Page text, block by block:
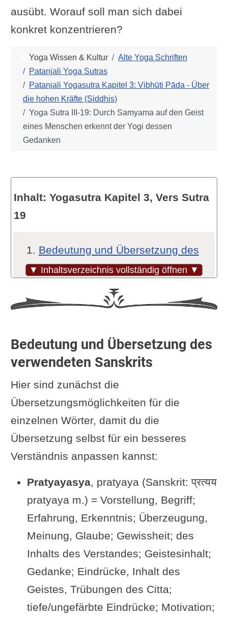
ausübt. Worauf soll man sich dabei
konkret konzentrieren?
Yoga Wissen & Kultur
Alte Yoga Schriften
Patanjali Yoga Sutras
Patanjali Yogasutra Kapitel 3: Vibhūti Pāda - Über
die hohen Kräfte (Siddhis)
Yoga Sutra III-19: Durch Samyama auf den Geist
eines Menschen erkennt der Yogi dessen
Gedanken
▼ Inhaltsverzeichnis vollständig öffnen ▼
Inhalt: Yogasutra Kapitel 3, Vers Sutra
19
Bedeutung und Übersetzung des
verwendeten Sanskrits
Übersetzungsvarianten und -
hinweise (Quellen)
Yogasutra
Siddhi: Gedanken lesen
Pratyayasya: Worauf genau
konzentrieren?
Umfrage zum Vorgehen
Was erkennt man?
Wozu dieses Siddhi noch dienen
kann
Kommentar von Vyasa zu Sutra
3.19
Übungsvorschlag zu Sutra III-19
Siehe auch folgende Sutras
Ergänzungen und Fragen von dir
Videos zu Sutra III-19
Bedeutung und Übersetzung des
verwendeten Sanskrits
Hier sind zunächst die
Übersetzungsmöglichkeiten für die
einzelnen Wörter, damit du die
Übersetzung selbst für ein besseres
Verständnis anpassen kannst:
Pratyayasya, pratyaya (Sanskrit: प्रत्यय
pratyaya m.) = Vorstellung, Begriff;
Erfahrung, Erkenntnis; Überzeugung,
Meinung, Glaube; Gewissheit; des
Inhalts des Verstandes; Geistesinhalt;
Gedanke; Eindrücke, Inhalt des
Geistes, Trübungen des Citta;
tiefe/ungefärbte Eindrücke; Motivation;